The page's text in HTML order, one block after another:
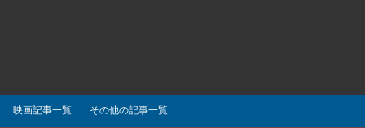
映画記事一覧 その他の記事一覧